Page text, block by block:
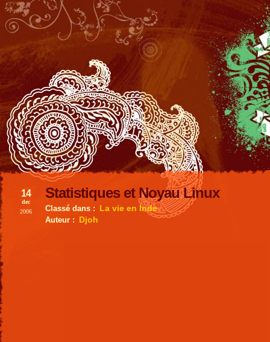
Statistiques et Noyau Linux
14
dec
2006
Classé dans : La vie en Inde
Auteur : Djoh